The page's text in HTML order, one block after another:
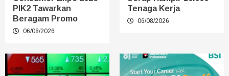
PIK2 Tawarkan
Beragam Promo
06/08/2026
Tenaga Kerja
06/08/2026